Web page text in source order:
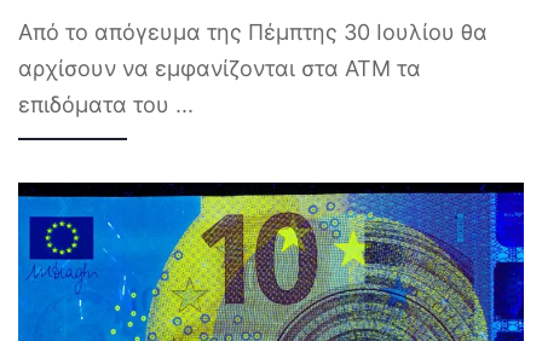
Από το απόγευμα της Πέμπτης 30 Ιουλίου θα
αρχίσουν να εμφανίζονται στα ΑΤΜ τα
επιδόματα του ...